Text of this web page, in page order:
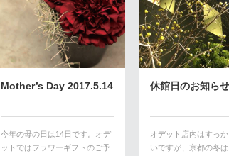
Mother’s Day 2017.5.14
今年の母の日は14日です。オデ
ットではフラワーギフトのご予
休館日のお知らせ
オデット店内はすっ
いですが、京都の冬